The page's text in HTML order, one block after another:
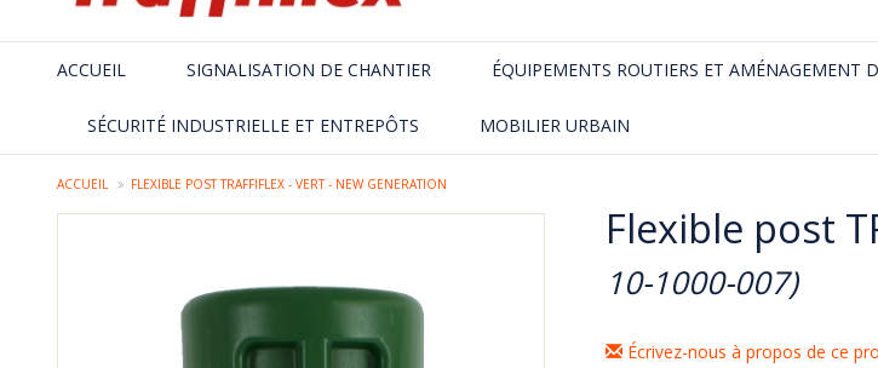
ACCUEIL SIGNALISATION DE CHANTIER ÉQUIPEMENTS ROUTIERS ET AMÉNAGEMENT
SÉCURITÉ INDUSTRIELLE ET ENTREPÔTS MOBILIER URBAIN
ACCUEIL FLEXIBLE POST TRAFFIFLEX - VERT - NEW GENERATION
Flexible post
10-1000-007)
Écrivez-nous à propos de ce